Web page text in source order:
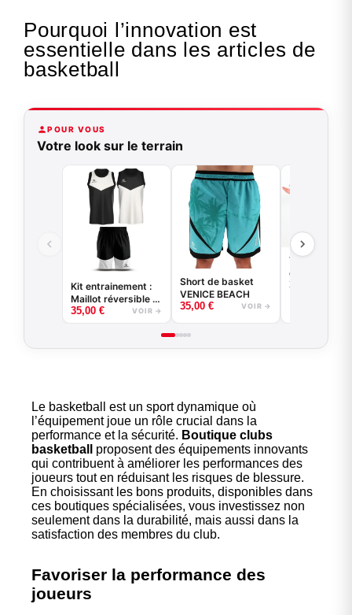
Pourquoi l’innovation est
essentielle dans les articles de
basketball
POUR VOUS
Votre look sur le terrain
Kit entrainement :
Maillot réversible +
short
35,00 € VOIR →
Short de basket
VENICE BEACH
35,00 € VOIR →
T-shirt
compression
manches
35,00
Le basketball est un sport dynamique où
l’équipement joue un rôle crucial dans la
performance et la sécurité. Boutique clubs
basketball
proposent des équipements innovants
qui contribuent à améliorer les performances des
joueurs tout en réduisant les risques de blessure.
En choisissant les bons produits, disponibles dans
ces boutiques spécialisées, vous investissez non
seulement dans la durabilité, mais aussi dans la
satisfaction des membres du club.
Favoriser la performance des
joueurs